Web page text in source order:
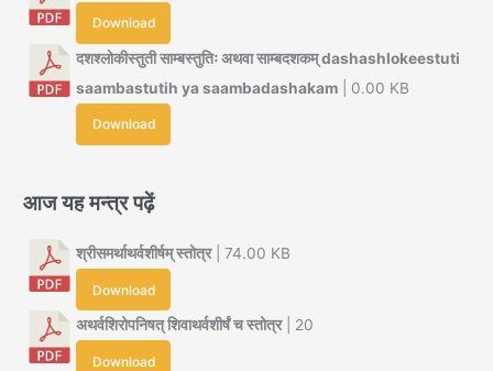
Download
दशश्लोकीस्तुती साम्बस्तुतिः अथवा साम्बदशकम् dashashlokeestuti
saambastutih ya saambadashakam | 0.00 KB
Download
आज यह मन्त्र पढ़ें
श्रीसमर्थाथर्वशीर्षम् स्तोत्र| 74.00 KB
Download
अथर्वशिरोपनिषत् शिवाथर्वशीर्षं च स्तोत्र| 20
Download